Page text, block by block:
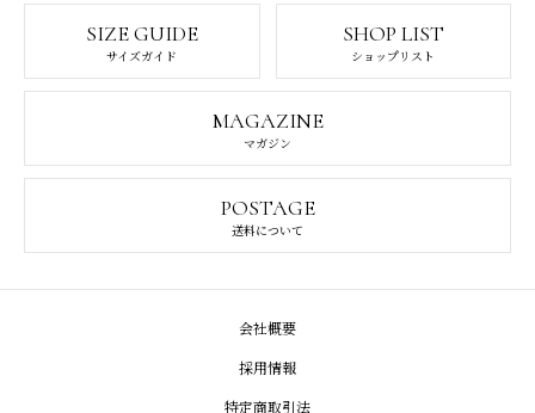
SIZE GUIDE
サイズガイド
SHOP LIST
ショップリスト
MAGAZINE
マガジン
POSTAGE
送料について
会社概要
採用情報
特定商取引法